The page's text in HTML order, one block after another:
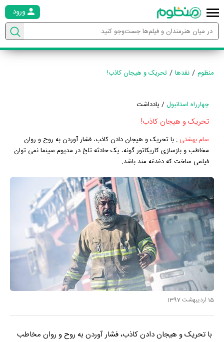
ورود
منظوم نقدها تحریک و هیجان کاذب!
چهارراه استانبول/ یادداشت
تحریک و هیجان کاذب!
سام بهشتی : با تحریک و هیجان دادن کاذب، فشار آوردن به روح و روان
مخاطب و بازسازی کاریکاتور گونه، یک حادثه تلخ در مدیوم سینما نمی توان
فیلمی ساخت که دغدغه مند باشد.
15 اردیبهشت 1397
با تحریک و هیجان دادن کاذب، فشار آوردن به روح و روان مخاطب